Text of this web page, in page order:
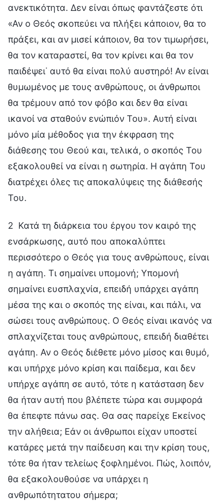
ανεκτικότητα. Δεν είναι όπως φαντάζεστε ότι
«Αν ο Θεός σκοπεύει να πλήξει κάποιον, θα το
πράξει, και αν μισεί κάποιον, θα τον τιμωρήσει,
θα τον καταραστεί, θα τον κρίνει και θα τον
παιδέψει˙ αυτό θα είναι πολύ αυστηρό! Αν είναι
θυμωμένος με τους ανθρώπους, οι άνθρωποι
θα τρέμουν από τον φόβο και δεν θα είναι
ικανοί να σταθούν ενώπιόν Του». Αυτή είναι
μόνο μία μέθοδος για την έκφραση της
διάθεσης του Θεού και, τελικά, ο σκοπός Του
εξακολουθεί να είναι η σωτηρία. Η αγάπη Του
διατρέχει όλες τις αποκαλύψεις της διάθεσής
Του.
2 Κατά τη διάρκεια του έργου τον καιρό της
ενσάρκωσης, αυτό που αποκαλύπτει
περισσότερο ο Θεός για τους ανθρώπους, είναι
η αγάπη. Τι σημαίνει υπομονή; Υπομονή
σημαίνει ευσπλαχνία, επειδή υπάρχει αγάπη
μέσα της και ο σκοπός της είναι, και πάλι, να
σώσει τους ανθρώπους. Ο Θεός είναι ικανός να
σπλαχνίζεται τους ανθρώπους, επειδή διαθέτει
αγάπη. Αν ο Θεός διέθετε μόνο μίσος και θυμό,
και υπήρχε μόνο κρίση και παίδεμα, και δεν
υπήρχε αγάπη σε αυτό, τότε η κατάσταση δεν
θα ήταν αυτή που βλέπετε τώρα και συμφορά
θα έπεφτε πάνω σας. Θα σας παρείχε Εκείνος
την αλήθεια; Εάν οι άνθρωποι είχαν υποστεί
κατάρες μετά την παίδευση και την κρίση τους,
τότε θα ήταν τελείως ξοφλημένοι. Πώς, λοιπόν,
θα εξακολουθούσε να υπάρχει η
ανθρωπότητατου σήμερα;